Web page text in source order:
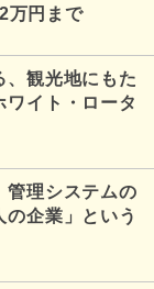
万円まで
、観光地にもた
ワイト・ロータ
理システムの
企業」という